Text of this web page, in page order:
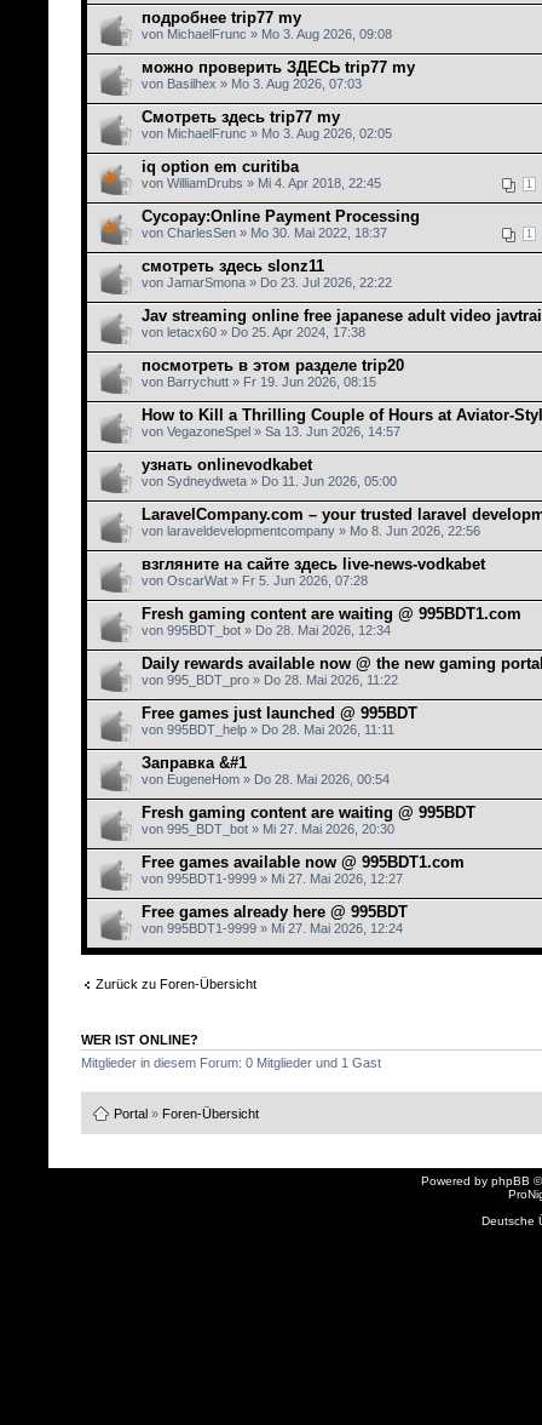
подробнее trip77 my
von MichaelFrunc » Mo 3. Aug 2026, 09:08
можно проверить ЗДЕСЬ trip77 my
von Basilhex » Mo 3. Aug 2026, 07:03
Смотреть здесь trip77 my
von MichaelFrunc » Mo 3. Aug 2026, 02:05
iq option em curitiba
1
von WilliamDrubs » Mi 4. Apr 2018, 22:45
Cycopay:Online Payment Processing
1
von CharlesSen » Mo 30. Mai 2022, 18:37
смотреть здесь slonz11
von JamarSmona » Do 23. Jul 2026, 22:22
Jav streaming online free japanese adult video
von letacx60 » Do 25. Apr 2024, 17:38
посмотреть в этом разделе trip20
von Barrychutt » Fr 19. Jun 2026, 08:15
How to Kill a Thrilling Couple of Hours at Aviator-
von VegazoneSpel » Sa 13. Jun 2026, 14:57
узнать onlinevodkabet
von Sydneydweta » Do 11. Jun 2026, 05:00
LaravelCompany.com – your trusted laravel
von laraveldevelopmentcompany » Mo 8. Jun 2026, 22:56
взгляните на сайте здесь live-news-vodkabet
von OscarWat » Fr 5. Jun 2026, 07:28
Fresh gaming content are waiting @ 995BDT1.com
von 995BDT_bot » Do 28. Mai 2026, 12:34
Daily rewards available now @ the new gaming
von 995_BDT_pro » Do 28. Mai 2026, 11:22
Free games just launched @ 995BDT
von 995BDT_help » Do 28. Mai 2026, 11:11
Заправка &#1
von EugeneHom » Do 28. Mai 2026, 00:54
Fresh gaming content are waiting @ 995BDT
von 995_BDT_bot » Mi 27. Mai 2026, 20:30
Free games available now @ 995BDT1.com
von 995BDT1-9999 » Mi 27. Mai 2026, 12:27
Free games already here @ 995BDT
von 995BDT1-9999 » Mi 27. Mai 2026, 12:24
Zurück zu Foren-Übersicht
WER IST ONLINE?
Mitglieder in diesem Forum: 0 Mitglieder und 1 Gast
Portal » Foren-Übersicht
Powered by phpBB
Deutsche